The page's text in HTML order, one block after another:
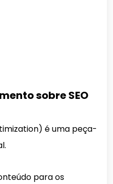
sobre SEO
é uma peça-
para os